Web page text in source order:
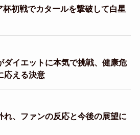
杯初戦でカタールを撃破して白星
ダイエットに本気で挑戦、健康危
応える決意
れ、ファンの反応と今後の展望に